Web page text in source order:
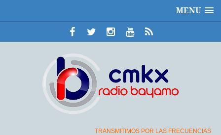
MENU
TRANSMITIMOS POR LAS FRECUENCIAS